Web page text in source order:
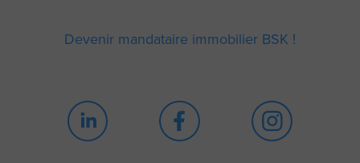
Devenir mandataire immobilier BSK !